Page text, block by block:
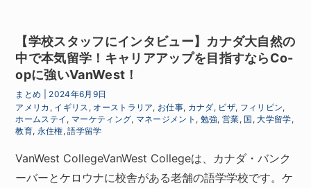
【学校スタッフにインタビュー】カナダ大自然の
中で本気留学！キャリアアップを目指すならCo-
opに強いVanWest！
まとめ
2024年6月9日
アメリカ , イギリス , オーストラリア, お仕事, カナダ, ビザ, フィリピン,
ホームステイ , マーケティング, マネージメント , 勉強,営業, 国 ,大学留学,
教育, 永住権,語学留学
VanWest CollegeVanWest Collegeは、カナダ・バンク
ーバーとケロウナに校舎がある老舗の語学学校です。ケ